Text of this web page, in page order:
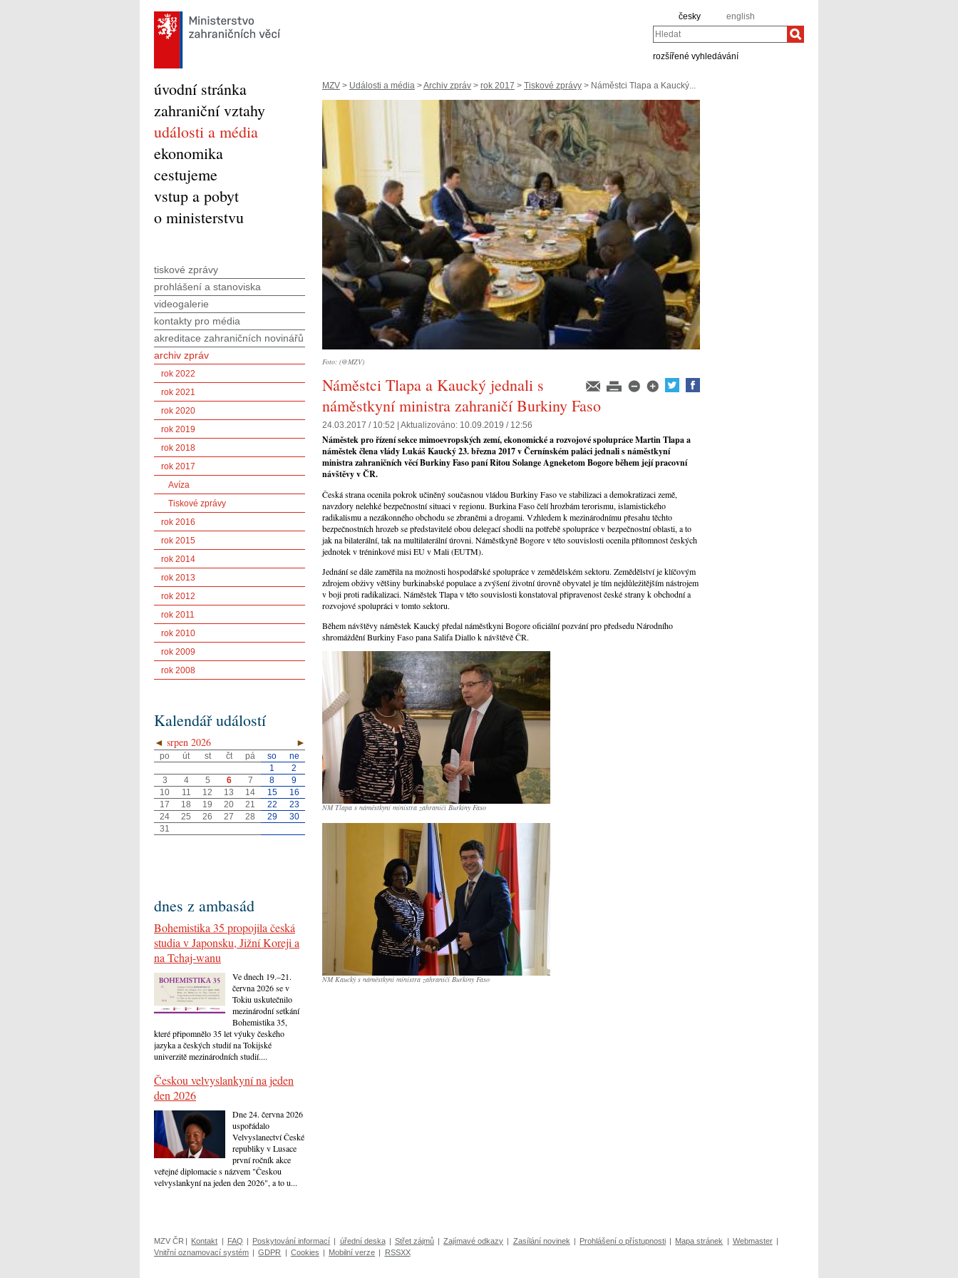
česky english
Hledat
rozšířené vyhledávání
MZV > Události a média >Archiv zpráv > rok 2017 > Tiskové zprávy > Náměstci Tlapa a Kaucký...
Foto: (@MZV)
Náměstci Tlapa a Kaucký jednali s
náměstkyní ministra zahraničí Burkiny Faso
24.03.2017 / 10:52 | Aktualizováno: 10.09.2019 / 12:56
Náměstek pro řízení sekce mimoevropských zemí, ekonomické a rozvojové spolupráce Martin Tlapa a
náměstek člena vlády Lukáš Kaucký 23. března 2017 v Černínském paláci jednali s náměstkyní
ministra zahraničních věcí Burkiny Faso paní Ritou Solange Agneketom Bogore během její pracovní
návštěvy v ČR.
Česká strana ocenila pokrok učiněný současnou vládou Burkiny Faso ve stabilizaci a demokratizaci země,
navzdory nelehké bezpečnostní situaci v regionu. Burkina Faso čelí hrozbám terorismu, islamistického
radikalismu a nezákonného obchodu se zbraněmi a drogami. Vzhledem k mezinárodnímu přesahu těchto
bezpečnostních hrozeb se představitelé obou delegací shodli na potřebě spolupráce v bezpečnostní oblasti, a to
jak na bilaterální, tak na multilaterální úrovni. Náměstkyně Bogore v této souvislosti ocenila přítomnost českých
jednotek v tréninkové misi EU v Mali (EUTM).
Jednání se dále zaměřila na možnosti hospodářské spolupráce v zemědělském sektoru. Zemědělství je klíčovým
zdrojem obživy většiny burkinabské populace a zvýšení životní úrovně obyvatel je tím nejdůležitějším nástrojem
v boji proti radikalizaci. Náměstek Tlapa v této souvislosti konstatoval připravenost české strany k obchodní a
rozvojové spolupráci v tomto sektoru.
Během návštěvy náměstek Kaucký předal náměstkyni Bogore oficiální pozvání pro předsedu Národního
shromáždění Burkiny Faso pana Salifa Diallo k návštěvě ČR.
NM Tlapa s náměstkyní ministra zahraničí Burkiny Faso
NM Kaucký s náměstkyní ministra zahraničí Burkiny Faso
úvodní stránka
zahraniční vztahy
události a média
ekonomika
cestujeme
vstup a pobyt
o ministerstvu
tiskové zprávy
prohlášení a stanoviska
videogalerie
kontakty pro média
akreditace zahraničních novinářů
archiv zpráv
rok 2022
rok 2021
rok 2020
rok 2019
rok 2018
rok 2017
Avíza
Tiskové zprávy
rok 2016
rok 2015
rok 2014
rok 2013
rok 2012
rok 2011
rok 2010
rok 2009
rok 2008
Kalendář událostí
◄ ►
srpen 2026
po út st čt pá so
ne
1
2
3
4 5 6 7 8
9
10
11 12 13 14 15
16
17
18 19 20 21 22
23
24
25 26 27 28 29
30
31
dnes z ambasád
Bohemistika 35 propojila česká
studia v Japonsku, Jižní Koreji a
na Tchaj-wanu
Ve dnech 19.–21.
června 2026 se v
Tokiu uskutečnilo
mezinárodní setkání
Bohemistika 35,
které připomnělo 35 let výuky českého
jazyka a českých studií na Tokijské
univerzitě mezinárodních studií....
Českou velvyslankyní na jeden
den 2026
Dne 24. června 2026
uspořádalo
Velvyslanectví České
republiky v Lusace
první ročník akce
veřejné diplomacie s názvem "Českou
velvyslankyní na jeden den 2026", a to u...
MZV ČR | Kontakt | FAQ | Poskytování informací | úřední deska | Střet zájmů | Zajímavé odkazy | Zasílání novinek | Prohlášení o přístupnosti | Mapa stránek | Webmaster |
Vnitřní oznamovací systém | GDPR | Cookies | Mobilní verze | RSSXX